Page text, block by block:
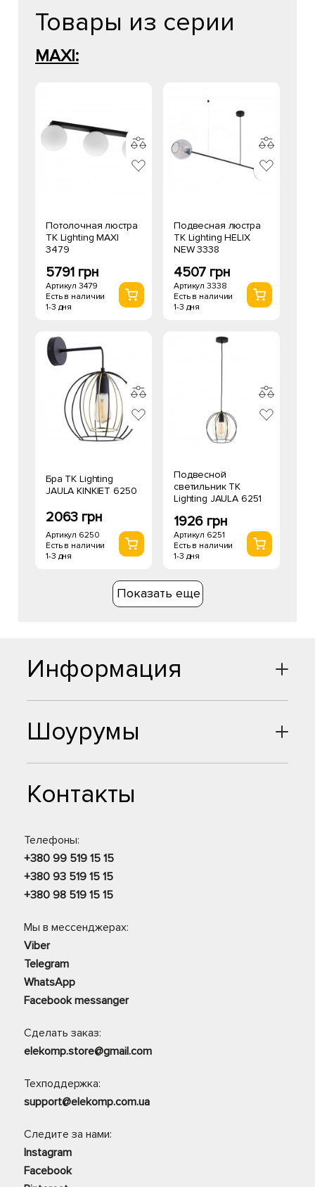
Товары из серии
MAXI:
Потолочная люстра
TK Lighting MAXI
3479
5791 грн
Артикул 3479
Есть в наличии
1-3 дня
Подвесная люстра
TK Lighting HELIX
NEW 3338
4507 грн
Артикул 3338
Есть в наличии
1-3 дня
Бра TK Lighting
JAULA KINKIET 6250
2063 грн
Артикул 6250
Есть в наличии
1-3 дня
Подвесной
светильник TK
Lighting JAULA 6251
1926 грн
Артикул 6251
Есть в наличии
1-3 дня
Показать еще
Шоурумы
Контакты
Телефоны:
+380 99 519 15 15
+380 93 519 15 15
+380 98 519 15 15
Мы в мессенджерах:
Viber
Telegram
WhatsApp
Facebook messanger
Сделать заказ:
elekomp.store@gmail.com
Техподдержка:
support@elekomp.com.ua
Следите за нами:
Instagram
Facebook
Информация